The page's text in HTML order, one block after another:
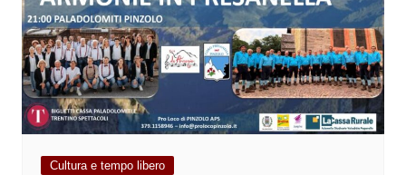
Cultura e tempo libero